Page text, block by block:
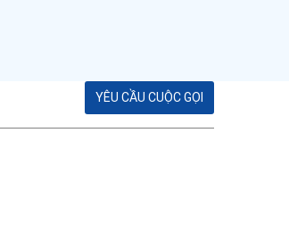
YÊU CẦU CUỘC GỌI